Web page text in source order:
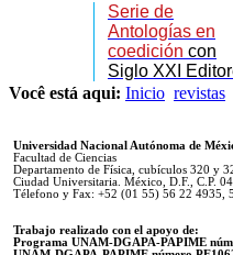
Serie de
Antologías en
coedición con
Siglo XXI
Você está aqui: Inicio revistas
Universidad Nacional Autónoma de
Facultad de Ciencias
Departamento de Física, cubículos 320 y
Ciudad Universitaria. México, D.F., C.P.
Télefono y Fax: +52 (01 55) 56 22 4935,
Trabajo realizado con el apoyo de:
Programa UNAM-DGAPA-PAPIME